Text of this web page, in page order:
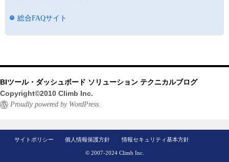
総合FAQサイト
BIツール・ダッシュボード ソリューション テクニカルブログ
Copyright©2010 Climb Inc.
Proudly powered by WordPress.
サイトポリシー 個人情報保護方針 情報セキュリティ基本方針
© 2007-2024 Climb Inc.